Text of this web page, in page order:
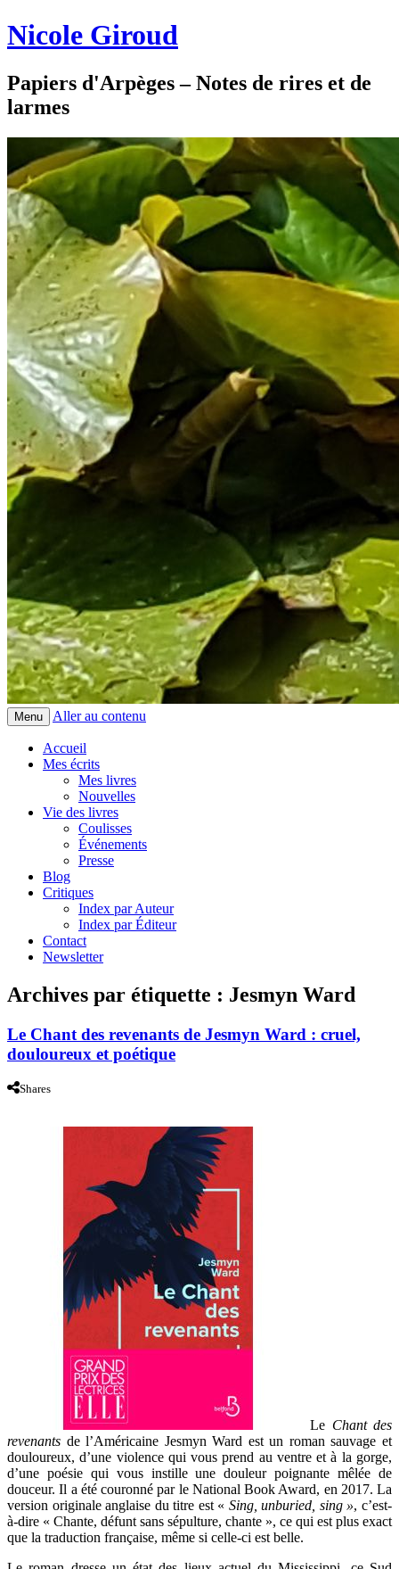
Nicole Giroud
Papiers d'Arpèges – Notes de rires et de
larmes
Menu Aller au contenu
Accueil
Mes écrits
Mes livres
Nouvelles
Vie des livres
Coulisses
Événements
Presse
Blog
Critiques
Index par Auteur
Index par Éditeur
Contact
Newsletter
Archives par étiquette : Jesmyn Ward
Le Chant des revenants de Jesmyn Ward : cruel,
douloureux et poétique
Shares
Le Chant des
revenants de l’Américaine Jesmyn Ward est un roman sauvage et
douloureux, d’une violencequi vous prend au ventre et à la gorge,
d’une poésie qui vous instille une douleur poignante mêlée de
douceur.Il a été couronné par le National Book Award, en 2017. La
version origi­nale anglaise du titre est « Sing, unburied, sing », c’est-
à-dire « Chante, défunt sans sépulture, chante », ce qui est plus exact
que la traduction française, même si celle-ci est belle.